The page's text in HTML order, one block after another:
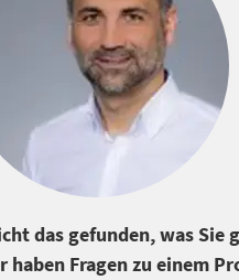
das gefunden, was Sie
haben Fragen zu einem